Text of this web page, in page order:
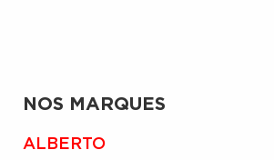
NOS MARQUES
ALBERTO